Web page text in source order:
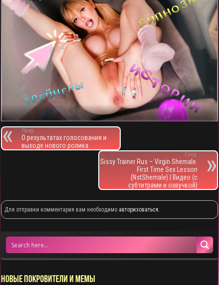
Пред.
О результатах голосования и
выходе нового ролика
След.
Sissy Trainer Rus – Virgin Shemale.
First Time Sex Lesson
(NstShemale) | Видео (с
субтитрами и озвучкой)
Для отправки комментария вам необходимо авторизоваться
НОВЫЕ ПОКРОВИТЕЛИ И МЕМЫ